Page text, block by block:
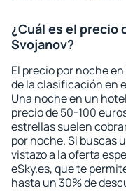
¿Cuál es el precio
Svojanov?
El precio por noche
de la clasificación en
Una noche en un
precio de 50-100
estrellas suelen
por noche. Si buscas
vistazo a la oferta
eSky.es, que te
hasta un 30% de